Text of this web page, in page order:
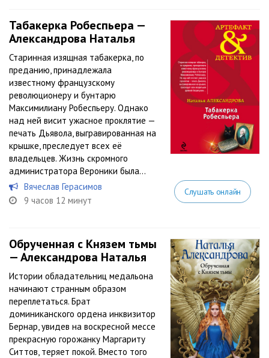
Табакерка Робеспьера —
Александрова Наталья
Старинная изящная табакерка, по
преданию, принадлежала
известному французскому
революционеру и бунтарю
Максимилиану Робеспьеру. Однако
над ней висит ужасное проклятие —
печать Дьявола, выгравированная на
крышке, преследует всех её
владельцев. Жизнь скромного
администратора Вероники была...
Вячеслав Герасимов
9 часов 12 минут
Слушать онлайн
Обрученная с Князем тьмы
— Александрова Наталья
Истории обладательниц медальона
начинают странным образом
переплетаться. Брат
доминиканского ордена инквизитор
Бернар, увидев на воскресной мессе
прекрасную горожанку Маргариту
Ситтов, теряет покой. Вместо того